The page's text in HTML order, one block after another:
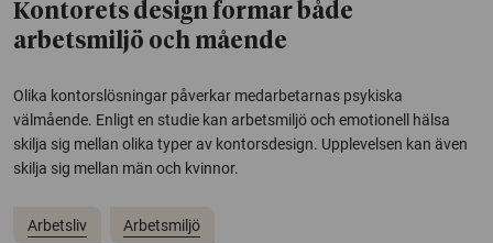
Kontorets design formar både
arbetsmiljö och mående
Olika kontorslösningar påverkar medarbetarnas psykiska
välmående. Enligt en studie kan arbetsmiljö och emotionell hälsa
skilja sig mellan olika typer av kontorsdesign. Upplevelsen kan även
skilja sig mellan män och kvinnor.
Arbetsliv Arbetsmiljö